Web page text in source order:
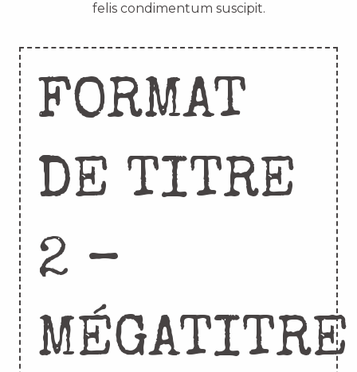
felis condimentum suscipit.
FORMAT
DE TITRE
2 –
MÉGATITRE